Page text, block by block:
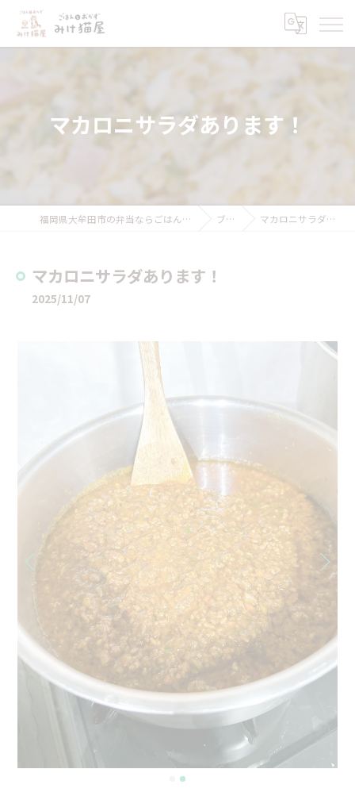
マカロニサラダあります！
福岡県大牟田市の弁当ならごはんとおかず みけ猫屋 ブログ マカロニサラダあります！
マカロニサラダあります！
2025/11/07